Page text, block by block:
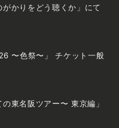
がかりをどう聴くか」にて
〜色祭〜」 チケット一般
東名阪ツアー〜 東京編」